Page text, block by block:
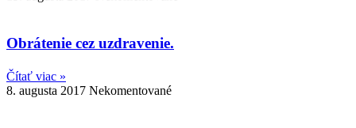
Obrátenie cez uzdravenie.
Čítať viac »
8. augusta 2017 Nekomentované